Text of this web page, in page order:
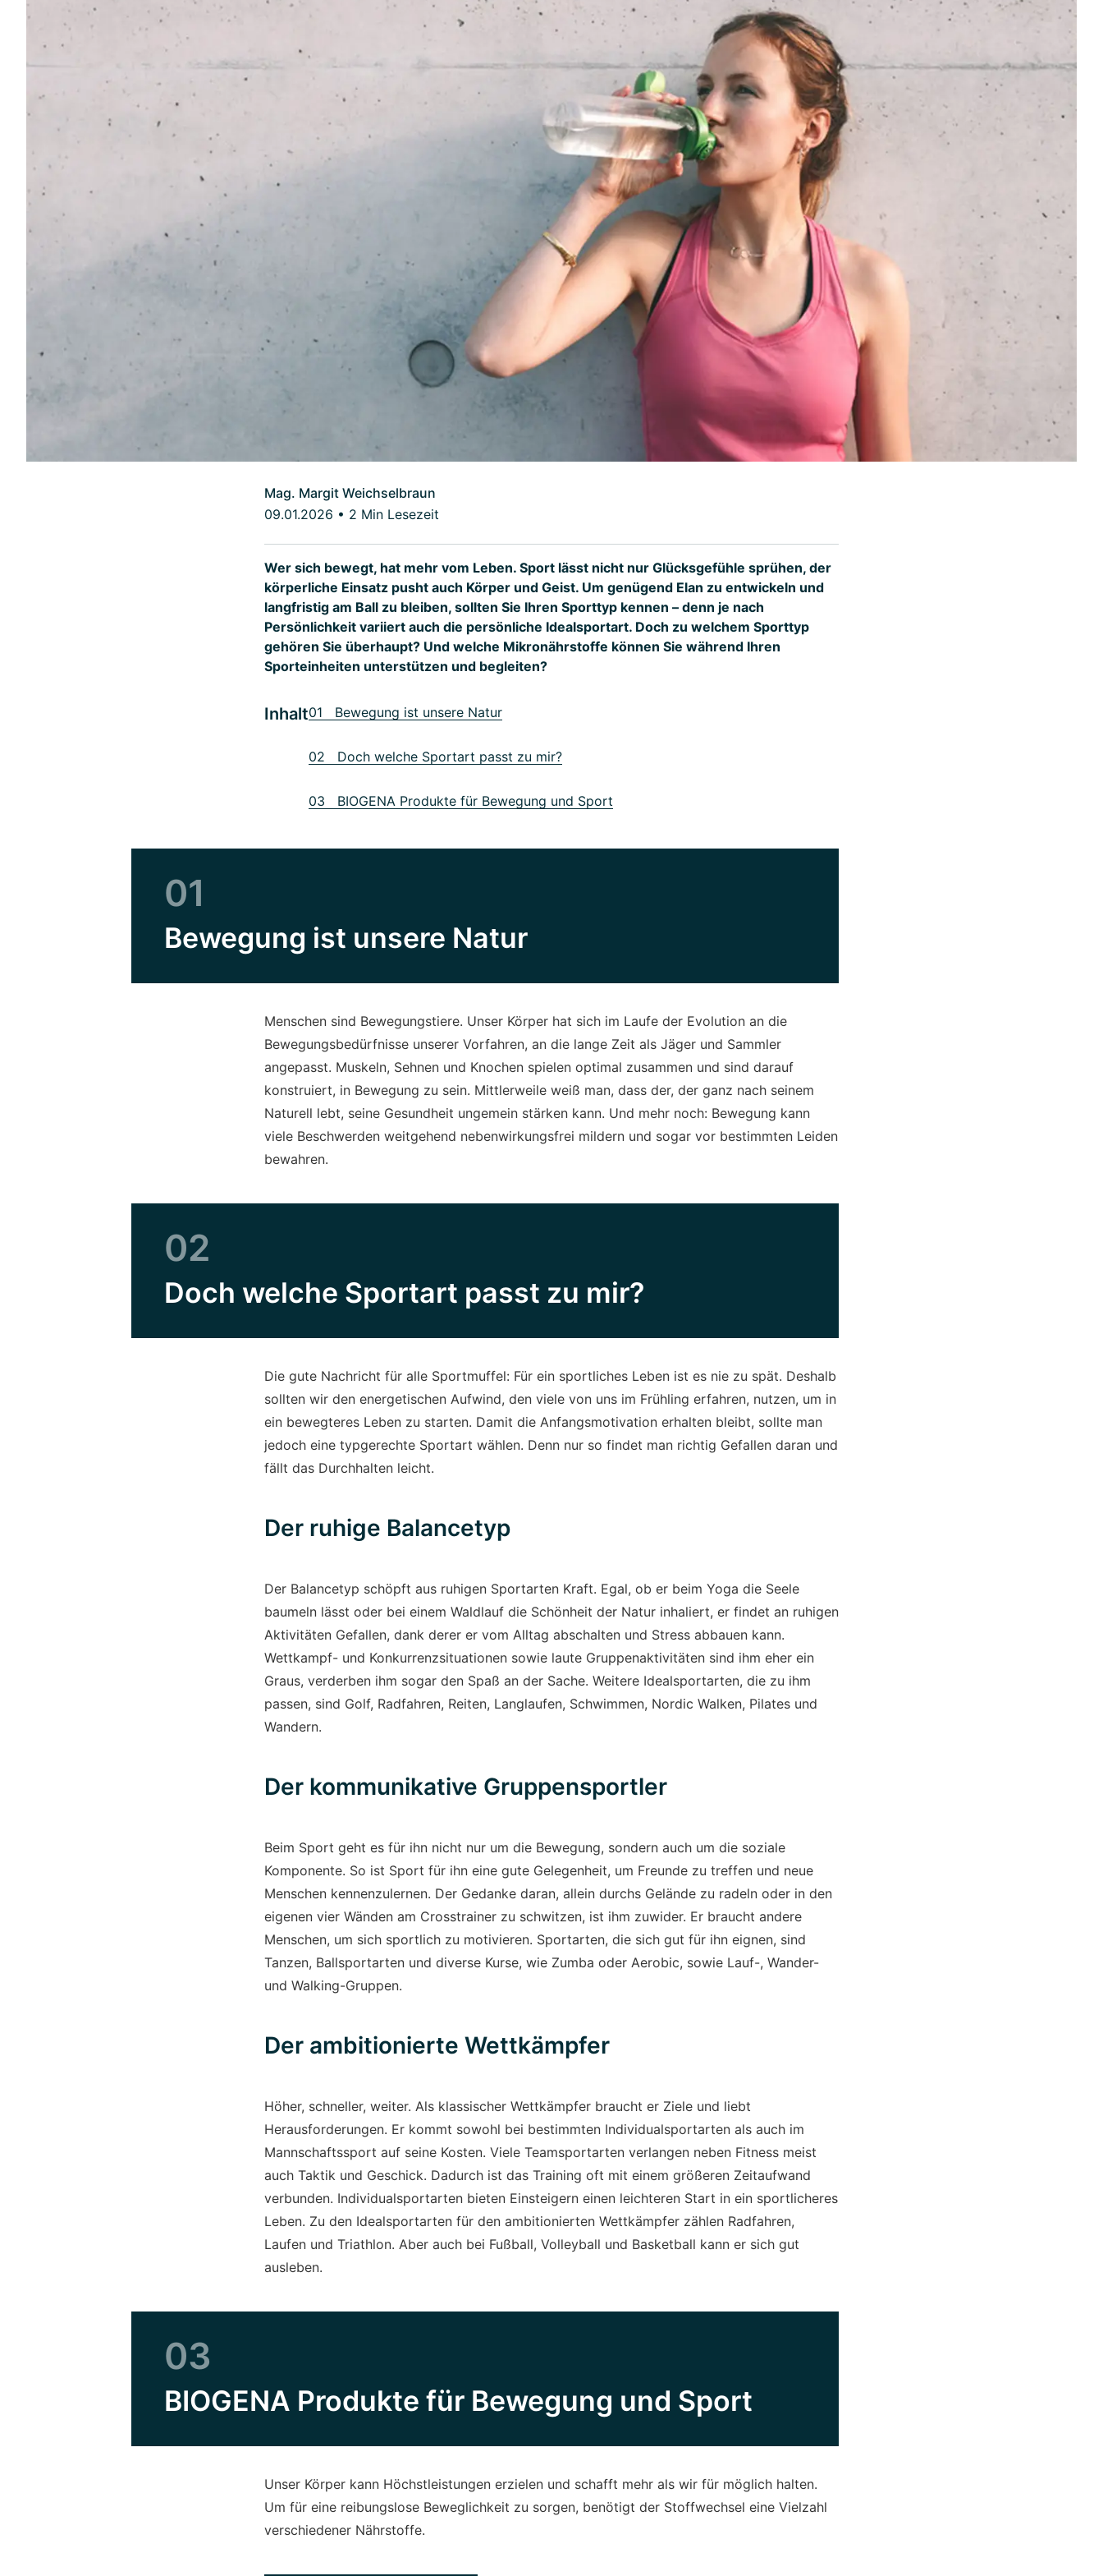
Mag. Margit Weichselbraun
09.01.2026 • 2 Min Lesezeit
Wer sich bewegt, hat mehr vom Leben. Sport lässt nicht nur Glücksgefühle sprühen, der
körperliche Einsatz pusht auch Körper und Geist. Um genügend Elan zu entwickeln und
langfristig am Ball zu bleiben, sollten Sie Ihren Sporttyp kennen – denn je nach
Persönlichkeit variiert auch die persönliche Idealsportart. Doch zu welchem Sporttyp
gehören Sie überhaupt? Und welche Mikronährstoffe können Sie während Ihren
Sporteinheiten unterstützen und begleiten?
Inhalt01 Bewegung ist unsere Natur
02 Doch welche Sportart passt zu mir?
03 BIOGENA Produkte für Bewegung und Sport
01
Bewegung ist unsere Natur
Menschen sind Bewegungstiere. Unser Körper hat sich im Laufe der Evolution an die
Bewegungsbedürfnisse unserer Vorfahren, an die lange Zeit als Jäger und Sammler
angepasst. Muskeln, Sehnen und Knochen spielen optimal zusammen und sind darauf
konstruiert, in Bewegung zu sein. Mittlerweile weiß man, dass der, der ganz nach seinem
Naturell lebt, seine Gesundheit ungemein stärken kann. Und mehr noch: Bewegung kann
viele Beschwerden weitgehend nebenwirkungsfrei mildern und sogar vor bestimmten Leiden
bewahren.
02
Doch welche Sportart passt zu mir?
Die gute Nachricht für alle Sportmuffel: Für ein sportliches Leben ist es nie zu spät. Deshalb
sollten wir den energetischen Aufwind, den viele von uns im Frühling erfahren, nutzen, um in
ein bewegteres Leben zu starten. Damit die Anfangsmotivation erhalten bleibt, sollte man
jedoch eine typgerechte Sportart wählen. Denn nur so findet man richtig Gefallen daran und
fällt das Durchhalten leicht.
Der ruhige Balancetyp
Der Balancetyp schöpft aus ruhigen Sportarten Kraft. Egal, ob er beim Yoga die Seele
baumeln lässt oder bei einem Waldlauf die Schönheit der Natur inhaliert, er findet an ruhigen
Aktivitäten Gefallen, dank derer er vom Alltag abschalten und Stress abbauen kann.
Wettkampf- und Konkurrenzsituationen sowie laute Gruppenaktivitäten sind ihm eher ein
Graus, verderben ihm sogar den Spaß an der Sache. Weitere Idealsportarten, die zu ihm
passen, sind Golf, Radfahren, Reiten, Langlaufen, Schwimmen, Nordic Walken, Pilates und
Wandern.
Der kommunikative Gruppensportler
Beim Sport geht es für ihn nicht nur um die Bewegung, sondern auch um die soziale
Komponente. So ist Sport für ihn eine gute Gelegenheit, um Freunde zu treffen und neue
Menschen kennenzulernen. Der Gedanke daran, allein durchs Gelände zu radeln oder in den
eigenen vier Wänden am Crosstrainer zu schwitzen, ist ihm zuwider. Er braucht andere
Menschen, um sich sportlich zu motivieren. Sportarten, die sich gut für ihn eignen, sind
Tanzen, Ballsportarten und diverse Kurse, wie Zumba oder Aerobic, sowie Lauf-, Wander-
und Walking-Gruppen.
Der ambitionierte Wettkämpfer
Höher, schneller, weiter. Als klassischer Wettkämpfer braucht er Ziele und liebt
Herausforderungen. Er kommt sowohl bei bestimmten Individualsportarten als auch im
Mannschaftssport auf seine Kosten. Viele Teamsportarten verlangen neben Fitness meist
auch Taktik und Geschick. Dadurch ist das Training oft mit einem größeren Zeitaufwand
verbunden. Individualsportarten bieten Einsteigern einen leichteren Start in ein sportlicheres
Leben. Zu den Idealsportarten für den ambitionierten Wettkämpfer zählen Radfahren,
Laufen und Triathlon. Aber auch bei Fußball, Volleyball und Basketball kann er sich gut
ausleben.
03
BIOGENA Produkte für Bewegung und Sport
Unser Körper kann Höchstleistungen erzielen und schafft mehr als wir für möglich halten.
Um für eine reibungslose Beweglichkeit zu sorgen, benötigt der Stoffwechsel eine Vielzahl
verschiedener Nährstoffe.